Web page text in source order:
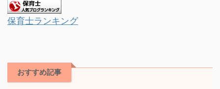
保育士ランキング
おすすめ記事